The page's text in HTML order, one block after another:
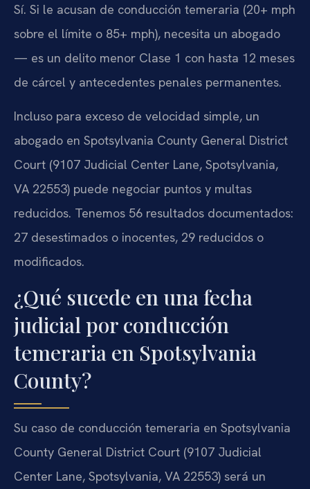
Sí. Si le acusan de conducción temeraria (20+ mph
sobre el límite o 85+ mph), necesita un abogado
— es un delito menor Clase 1 con hasta 12 meses
de cárcel y antecedentes penales permanentes.
Incluso para exceso de velocidad simple, un
abogado en Spotsylvania County General District
Court (9107 Judicial Center Lane, Spotsylvania,
VA 22553) puede negociar puntos y multas
reducidos. Tenemos 56 resultados documentados:
27 desestimados o inocentes, 29 reducidos o
modificados.
¿Qué sucede en una fecha
judicial por conducción
temeraria en Spotsylvania
County?
Su caso de conducción temeraria en Spotsylvania
County General District Court (9107 Judicial
Center Lane, Spotsylvania, VA 22553) será un